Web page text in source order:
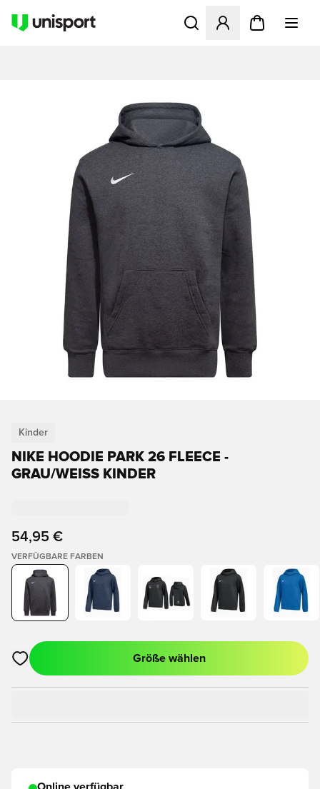
Öffnet ein neues Fenster
Kinder
NIKE HOODIE PARK 26 FLEECE -
GRAU/WEISS KINDER
54,95 €
VERFÜGBARE FARBEN
Öffnet ein neues Fenster zum Anmelden oder Registrieren
Größe wählen